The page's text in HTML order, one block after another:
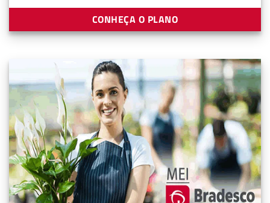
CONHEÇA O PLANO